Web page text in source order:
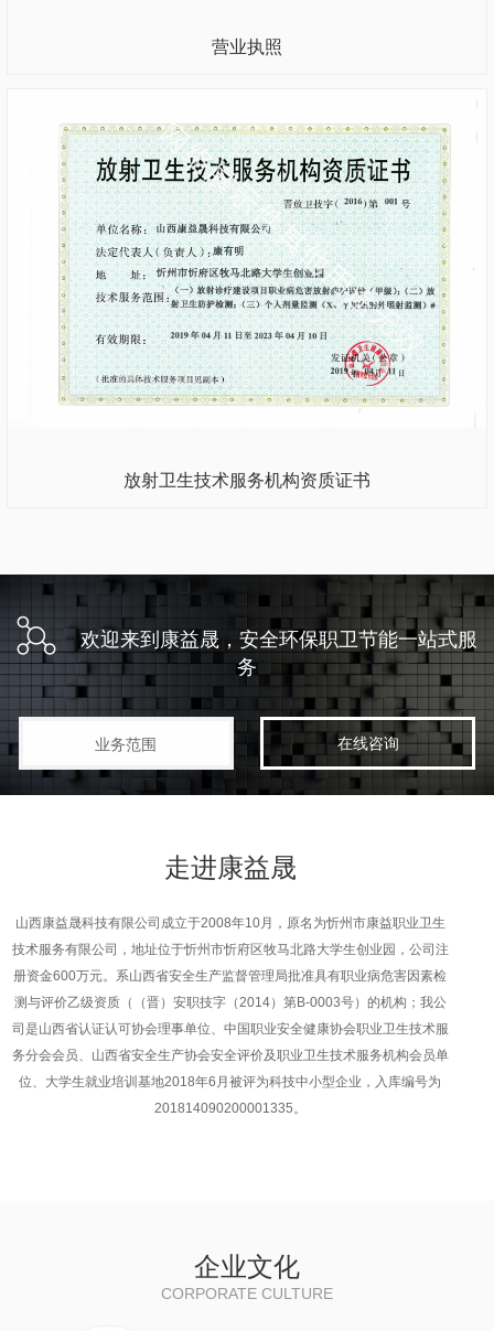
营业执照
放射卫生技术服务机构资质证书
欢迎来到康益晟，安全环保职卫节能一站式服
务
业务范围 在线咨询
走进康益晟
山西康益晟科技有限公司成立于2008年10月，原名为忻州市康益职业卫生
技术服务有限公司，地址位于忻州市忻府区牧马北路大学生创业园，公司注
册资金600万元。系山西省安全生产监督管理局批准具有职业病危害因素检
测与评价乙级资质（（晋）安职技字（2014）第B-0003号）的机构；我公
司是山西省认证认可协会理事单位、中国职业安全健康协会职业卫生技术服
务分会会员、山西省安全生产协会安全评价及职业卫生技术服务机构会员单
位、大学生就业培训基地2018年6月被评为科技中小型企业，入库编号为
201814090200001335。
企业文化
CORPORATE CULTURE